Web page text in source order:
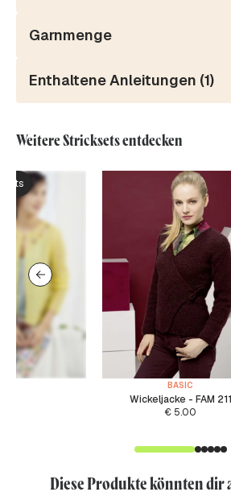
Garnmenge
Enthaltene Anleitungen (1)
Weitere Stricksets entdecken
BASIC
Wickeljacke - FAM 211
€ 5.00
Diese Produkte könnten dir